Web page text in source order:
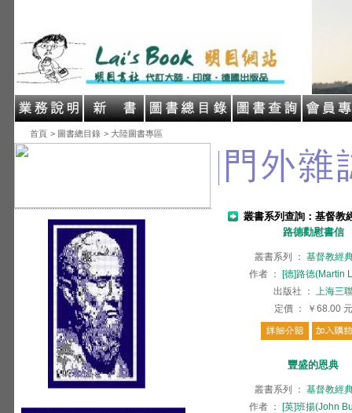
首頁 > 圖書總目錄 > 大陸圖書專區
叢書系列查詢：基督教
路德勸慰書信
叢書系列 ： 基督教經
作者 ：
[德]路德(Martin
出版社
： 上海三
定價 ： ￥68.00 元
豐盛的恩典
叢書系列 ： 基督教經
作者 ：
[英]班揚(John